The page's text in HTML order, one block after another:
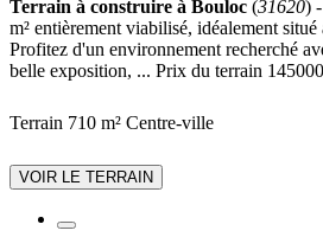
Terrain à construire à Bouloc (31620)
m² entièrement viabilisé, idéalement
Profitez d'un environnement recherché
belle exposition, ... Prix du terrain
Terrain 710 m² Centre-ville
VOIR LE TERRAIN